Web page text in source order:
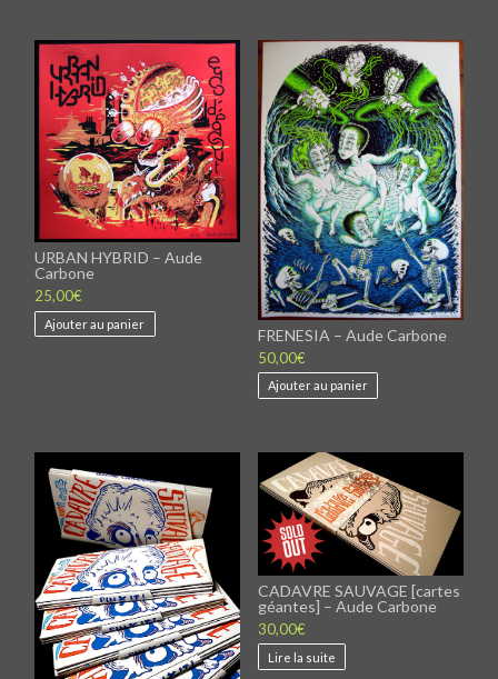
options
peuvent
être
choisies
sur
la
page
du
produit
URBAN HYBRID – Aude
Carbone
25,00€
Ajouter au panier
FRENESIA – Aude Carbone
50,00€
Ajouter au panier
CADAVRE SAUVAGE [cartes
géantes] – Aude Carbone
30,00€
Lire la suite